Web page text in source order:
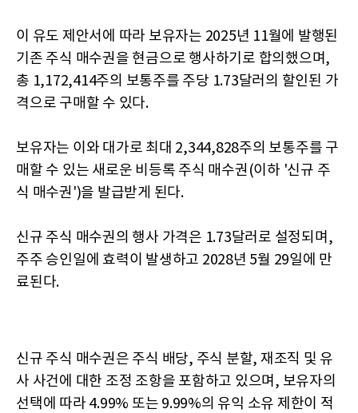
이 유도 제안서에 따라 보유자는 2025년 11월에 발행된
기존 주식 매수권을 현금으로 행사하기로 합의했으며,
총 1,172,414주의 보통주를 주당 1.73달러의 할인된 가
격으로 구매할 수 있다.
보유자는 이와 대가로 최대 2,344,828주의 보통주를 구
매할 수 있는 새로운 비등록 주식 매수권(이하 '신규 주
식 매수권')을 발급받게 된다.
신규 주식 매수권의 행사 가격은 1.73달러로 설정되며,
주주 승인일에 효력이 발생하고 2028년 5월 29일에 만
료된다.
신규 주식 매수권은 주식 배당, 주식 분할, 재조직 및 유
사 사건에 대한 조정 조항을 포함하고 있으며, 보유자의
선택에 따라 4.99% 또는 9.99%의 유익 소유 제한이 적